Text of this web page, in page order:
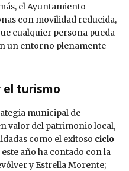
el Ayuntamiento
con movilidad reducida,
cualquier persona pueda
un entorno plenamente
el turismo
municipal de
valor del patrimonio local,
como el exitoso ciclo
este año ha contado con la
y Estrella Morente;